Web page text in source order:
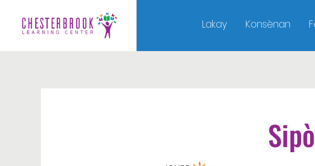
Lakay Konsènan